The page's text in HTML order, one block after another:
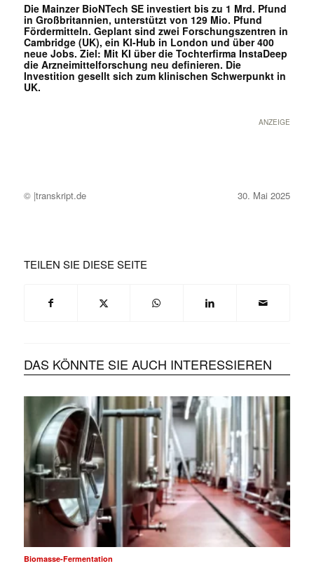
Die Mainzer BioNTech SE investiert bis zu 1 Mrd. Pfund
in Großbritannien, unterstützt von 129 Mio. Pfund
Fördermitteln. Geplant sind zwei Forschungszentren in
Cambridge (UK), ein KI-Hub in London und über 400
neue Jobs. Ziel: Mit KI über die Tochterfirma InstaDeep
die Arzneimittelforschung neu definieren. Die
Investition gesellt sich zum klinischen Schwerpunkt in
UK.
ANZEIGE
© |transkript.de 30. Mai 2025
TEILEN SIE DIESE SEITE
DAS KÖNNTE SIE AUCH INTERESSIEREN
Biomasse-Fermentation